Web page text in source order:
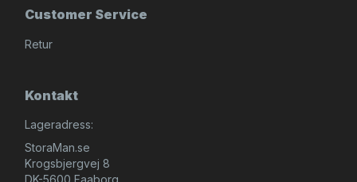
Customer Service
Retur
Kontakt
Lageradress:
StoraMan.se
Krogsbjergvej 8
DK-5600 Faaborg